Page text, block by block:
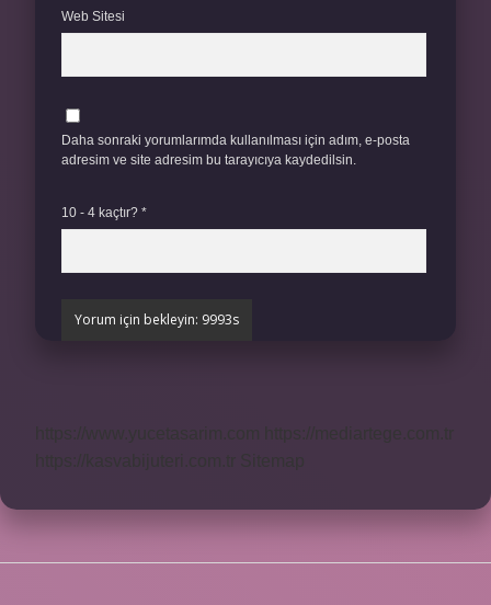
Web Sitesi
Daha sonraki yorumlarımda kullanılması için adım, e-posta
adresim ve site adresim bu tarayıcıya kaydedilsin.
10 - 4 kaçtır? *